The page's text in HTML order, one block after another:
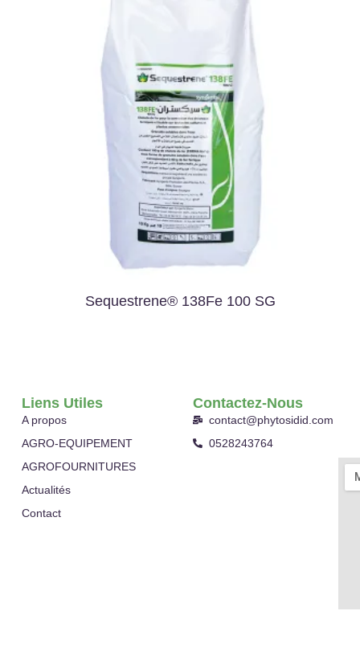
Sequestrene® 138Fe 100 SG
Liens Utiles
A propos
AGRO-EQUIPEMENT
AGROFOURNITURES
Actualités
Contact
Contactez-Nous
contact@phytosidid.com
0528243764